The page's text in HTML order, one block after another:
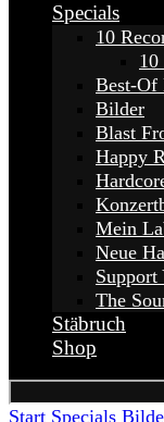
Specials
10
10
Best-Of
Bilder
Blast
Happy
Mein
Neue
Support
The
Stäbruch
Shop
Start Specials